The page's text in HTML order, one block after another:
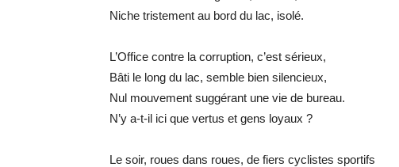
Niche tristement au bord du lac, isolé.
L’Office contre la corruption, c’est sérieux,
Bâti le long du lac, semble bien silencieux,
Nul mouvement suggérant une vie de bureau.
N’y a-t-il ici que vertus et gens loyaux ?
Le soir, roues dans roues, de fiers cyclistes sportifs